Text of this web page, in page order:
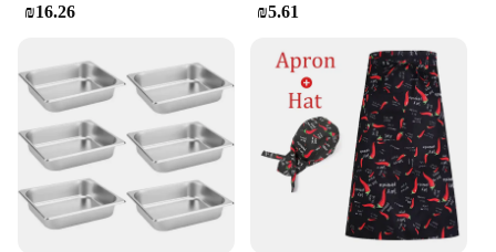
₪16.26 ₪5.61